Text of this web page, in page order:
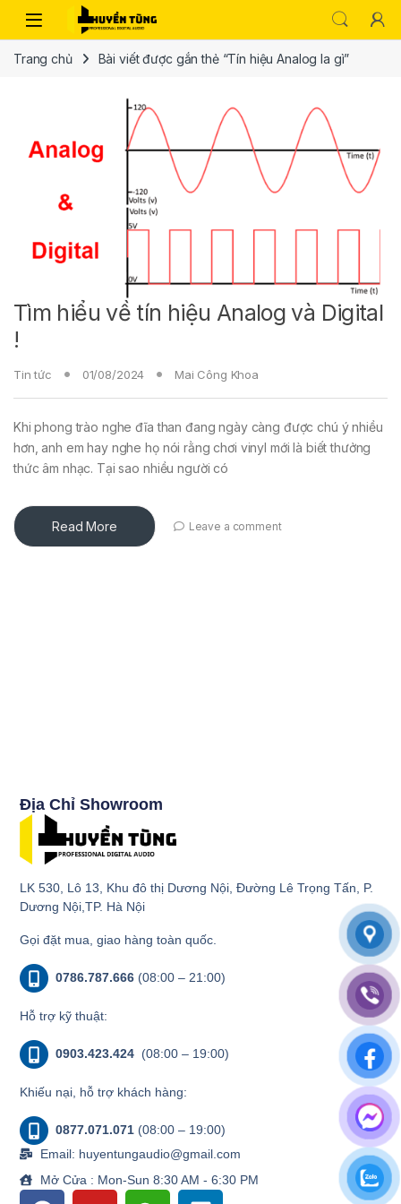
Trang chủ Bài viết được gắn thẻ “Tín hiệu Analog la gì”
Tìm hiểu về tín hiệu Analog và Digital
!
Tin tức 01/08/2024 Mai Công Khoa
Khi phong trào nghe đĩa than đang ngày càng được chú ý nhiều
hơn, anh em hay nghe họ nói rằng chơi vinyl mới là biết thưởng
thức âm nhạc. Tại sao nhiều người có
Read More Leave a comment
Địa Chỉ Showroom
LK 530, Lô 13, Khu đô thị Dương Nội, Đường Lê Trọng Tấn, P.
Dương Nội,TP. Hà Nội
Gọi đặt mua, giao hàng toàn quốc.
0786.787.666 (08:00 – 21:00)
Hỗ trợ kỹ thuật:
0903.423.424 (08:00 – 19:00)
Khiếu nại, hỗ trợ khách hàng:
0877.071.071 (08:00 – 19:00)
Email: huyentungaudio@gmail.com
Mở Cửa : Mon-Sun 8:30 AM - 6:30 PM